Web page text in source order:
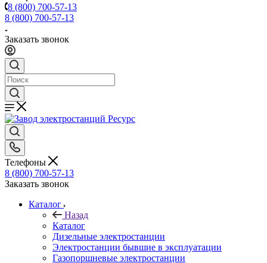
8 (800) 700-57-13
8 (800) 700-57-13
Заказать звонок
Телефоны
8 (800) 700-57-13
Заказать звонок
Каталог
Назад
Каталог
Дизельные электростанции
Электростанции бывшие в эксплуатации
Газопоршневые электростанции